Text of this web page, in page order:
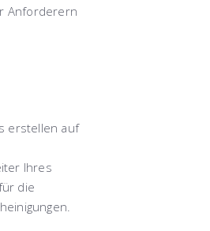
Anforderern
erstellen auf
Ihres
die